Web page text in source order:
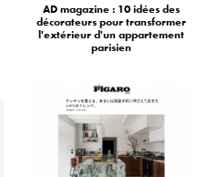
AD magazine : 10 idées des
décorateurs pour transformer
l'extérieur d'un appartement
parisien